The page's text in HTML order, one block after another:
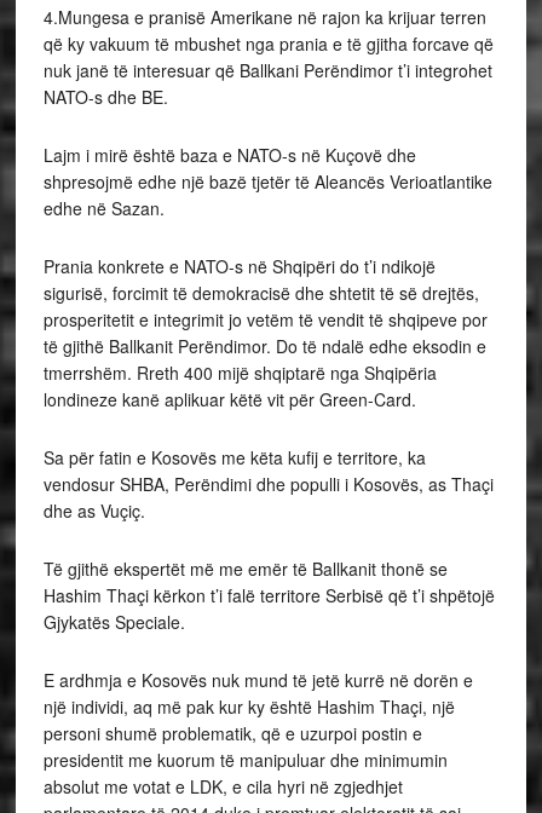
4.Mungesa e pranisë Amerikane në rajon ka krijuar terren
që ky vakuum të mbushet nga prania e të gjitha forcave që
nuk janë të interesuar që Ballkani Perëndimor t’i integrohet
NATO-s dhe BE.
Lajm i mirë është baza e NATO-s në Kuçovë dhe
shpresojmë edhe një bazë tjetër të Aleancës Verioatlantike
edhe në Sazan.
Prania konkrete e NATO-s në Shqipëri do t’i ndikojë
sigurisë, forcimit të demokracisë dhe shtetit të së drejtës,
prosperitetit e integrimit jo vetëm të vendit të shqipeve por
të gjithë Ballkanit Perëndimor. Do të ndalë edhe eksodin e
tmerrshëm. Rreth 400 mijë shqiptarë nga Shqipëria
londineze kanë aplikuar këtë vit për Green-Card.
Sa për fatin e Kosovës me këta kufij e territore, ka
vendosur SHBA, Perëndimi dhe populli i Kosovës, as Thaçi
dhe as Vuçiç.
Të gjithë ekspertët më me emër të Ballkanit thonë se
Hashim Thaçi kërkon t’i falë territore Serbisë që t’i shpëtojë
Gjykatës Speciale.
E ardhmja e Kosovës nuk mund të jetë kurrë në dorën e
një individi, aq më pak kur ky është Hashim Thaçi, një
personi shumë problematik, që e uzurpoi postin e
presidentit me kuorum të manipuluar dhe minimumin
absolut me votat e LDK, e cila hyri në zgjedhjet